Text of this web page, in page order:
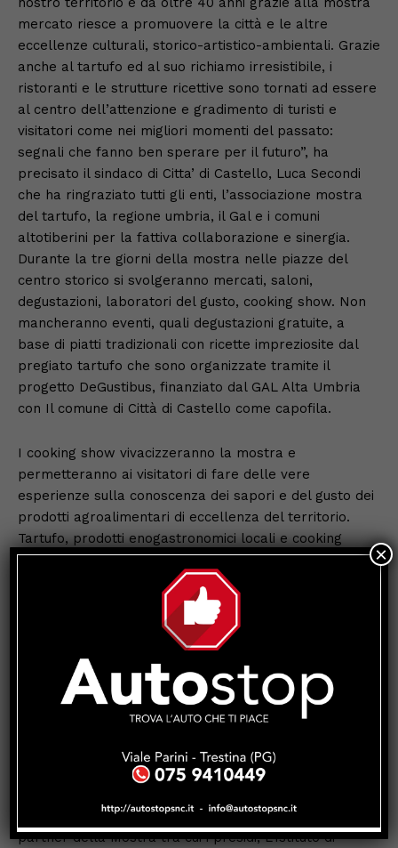
mercato riesce a promuovere la città e le altre
eccellenze culturali, storico-artistico-ambientali. Grazie
anche al tartufo ed al suo richiamo irresistibile, i
ristoranti e le strutture ricettive sono tornati ad essere
al centro dell’attenzione e gradimento di turisti e
visitatori come nei migliori momenti del passato:
segnali che fanno ben sperare per il futuro”, ha
precisato il sindaco di Citta’ di Castello, Luca Secondi
che ha ringraziato tutti gli enti, l’associazione mostra
del tartufo, la regione umbria, il Gal e i comuni
altotiberini per la fattiva collaborazione e sinergia.
Durante la tre giorni della mostra nelle piazze del
centro storico si svolgeranno mercati, saloni,
degustazioni, laboratori del gusto, cooking show. Non
mancheranno eventi, quali degustazioni gratuite, a
base di piatti tradizionali con ricette impreziosite dal
pregiato tartufo che sono organizzate tramite il
progetto DeGustibus, finanziato dal GAL Alta Umbria
con Il comune di Città di Castello come capofila.
I cooking show vivacizzeranno la mostra e
permetteranno ai visitatori di fare delle vere
esperienze sulla conoscenza dei sapori e del gusto dei
prodotti agroalimentari di eccellenza del territorio.
Tartufo, prodotti enogastronomici locali e cooking
show quindi nel centro storico di Citta di Castello,
all’interno del Mercato sapore di tartufo allestito come
ogni anno in Piazza Matteotti dove saranno presenti
come nelle passate edizioni, Giuliano Tartufi, Penna
Tartufi, Il Tartufaro, Mirko Tartufi, Tartufi Martinelli e
Jimmy Tartufi che proporranno il meglio del tartufo
locale e dei prodotti a base di tartufi. Il Mercato dei
Sapori d’Italia in piazza Gabriotti ospiterà invece
mentre il Loggiato Gildoni accoglierà’ le eccellenze
locali nel Mercato delle eccellenze a #KilometroZero
molti eventi collaterali grazie alla collaborazioni con i
partner della Mostra tra cui i presidi, L’Istituto di
×